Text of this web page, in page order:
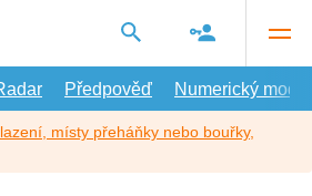
Předpověď Numerický model
místy přeháňky nebo bouřky,